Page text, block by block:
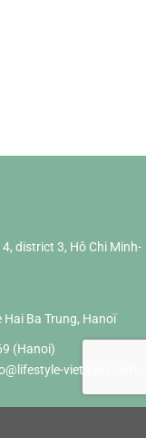
district 3, Hô Chi Minh-
Ba Trung, Hanoï
(Hanoi)
vietnam.com